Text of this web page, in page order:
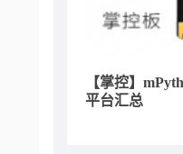
【掌控】
平台汇总